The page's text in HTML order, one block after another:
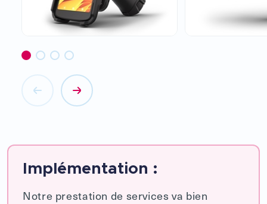
Implémentation :
Notre prestation de services va bien